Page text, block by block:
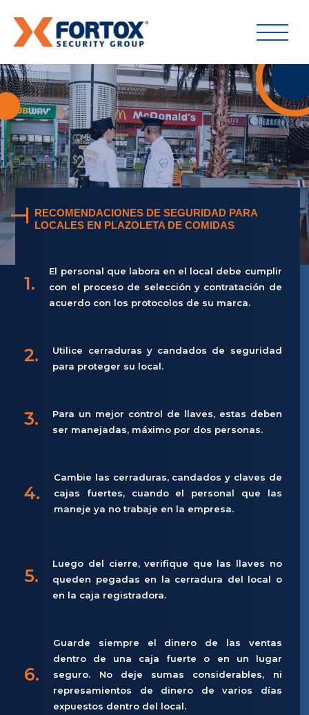
RECOMENDACIONES DE SEGURIDAD PARA
LOCALES EN PLAZOLETA DE COMIDAS
1.
El personal que labora en el local debe cumplir
con el proceso de selección y contratación de
acuerdo con los protocolos de su marca.
2.
Utilice cerraduras y candados de seguridad
para proteger su local.
3.
Para un mejor control de llaves, estas deben
ser manejadas, máximo por dos personas.
4.
Cambie las cerraduras, candados y claves de
cajas fuertes, cuando el personal que las
maneje ya no trabaje en la empresa.
5.
Luego del cierre, verifique que las llaves no
queden pegadas en la cerradura del local o
en la caja registradora.
6.
Guarde siempre el dinero de las ventas
dentro de una caja fuerte o en un lugar
seguro. No deje sumas considerables, ni
represamientos de dinero de varios días
expuestos dentro del local.